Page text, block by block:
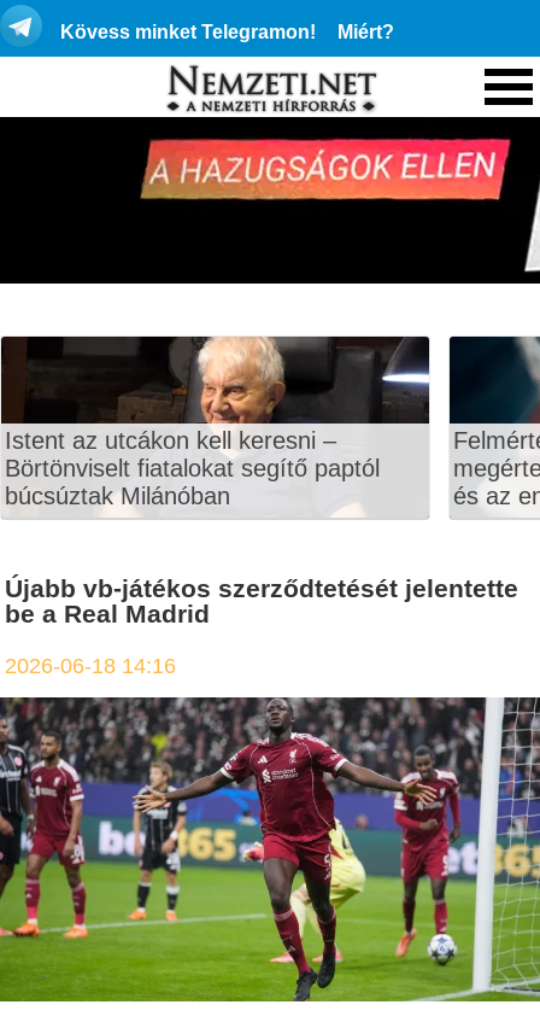
Kövess minket Telegramon! Miért?
Istent az utcákon kell keresni –
Börtönviselt fiatalokat segítő paptól
búcsúztak Milánóban
és az
Újabb vb-játékos szerződtetését jelentette
be a Real Madrid
2026-06-18 14:16